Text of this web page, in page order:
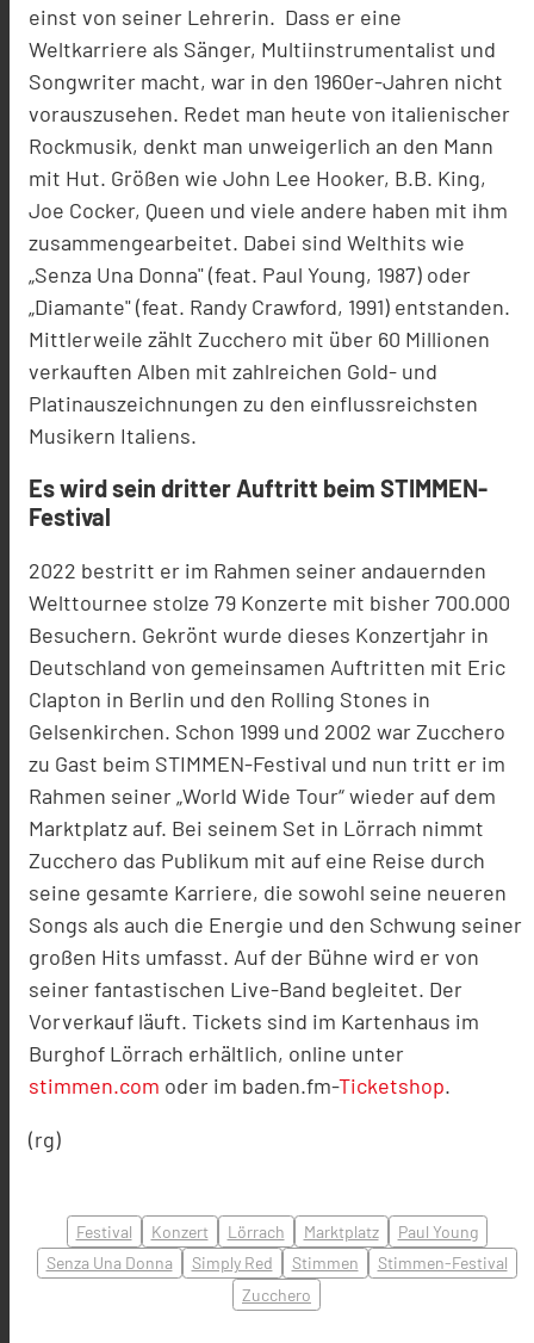
einst von seiner L ehrerin. Dass er eine
Weltkarriere als Sänger, Multiinstrumentalist und
Songwriter macht, war in den 1960er-Jahren nicht
vorauszusehen. Redet man heute von italienischer
Rockmusik, denkt man unweigerlich an den Mann
mit Hut. Größen wie John Lee Hooker, B.B. King,
Joe Cocker, Queen und viele andere haben mit ihm
zusammengearbeitet. Dabei sind Welthits wie
„Senza Una Donna" (feat. Paul Young, 1987) oder
„Diamante" (feat. Randy Crawford, 1991) entstanden.
Mittlerweile zählt Zucchero mit über 60 Millionen
verkauften Alben mit zahlreichen Gold- und
Platinauszeichnungen zu den einflussreichsten
Musikern Italiens.
Es wird sein dritter Auftritt beim STIMMEN-
Festival
2022 bestritt er im Rahmen seiner andauernden
Welttournee stolze 79 Konzerte mit bisher700.000
Besuchern. Gekrönt wurde dieses Konzertjahr in
Deutschland von gemeinsamen Auftritten mit Eric
Clapton in Berlin und den Rolling Stones in
Gelsenkirchen. Schon 1999 und 2002 war Zucchero
zu Gast beim STIMMEN-Festival und nun tritt er im
Rahmen seiner „World Wide Tour“ wieder auf dem
Marktplatz auf. Bei seinem Set in Lörrach nimmt
Zucchero das Publikum mit auf eine Reise durch
seine gesamte Karriere, die sowohl seine neueren
Songs als auch die Energie und den Schwung seiner
großen Hits umfasst. Auf der Bühne wird er von
seiner fantastischen Live-Band begleitet. Der
Vorverkauf läuft. Tickets sind im Kartenhaus im
Burghof Lörrach erhältlich, online unter
stimmen.com oder im baden.fm-Ticketshop.
(rg)
Festival Konzert Lörrach Marktplatz
Paul Young
Senza Una Donna
Simply Red Stimmen
Stimmen-Festival
Zucchero